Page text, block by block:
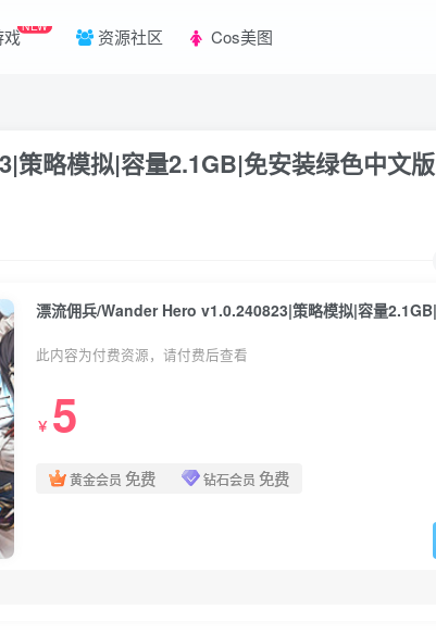
戏NEW 资源社区 Cos美图
策略模拟|容量2.1GB|免安装绿色中文版
此内容为付费资源，请付费后查看
￥ 5
黄金会员 免费 钻石会员 免费